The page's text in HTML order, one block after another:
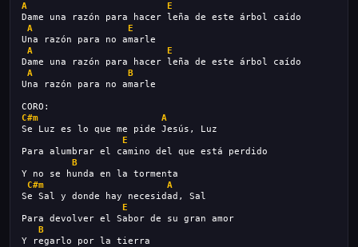
A
E
Dame una razón para hacer leña de este árbol caído
A
E
Una razón para no amarle
A
E
Dame una razón para hacer leña de este árbol caído
A
B
Una razón para no amarle
CORO:
C#m
A
Se Luz es lo que me pide Jesús, Luz
E
Para alumbrar el camino del que está perdido
B
Y no se hunda en la tormenta
C#m
A
Se Sal y donde hay necesidad, Sal
E
Para devolver el Sabor de su gran amor
B
Y regarlo por la tierra